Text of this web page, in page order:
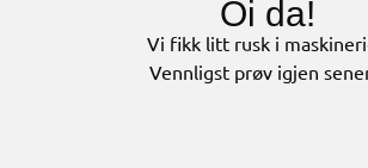
Oi da!
Vi fikk litt rusk i
Vennligst prøv igjen